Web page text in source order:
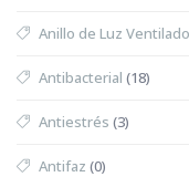
Anillo de Luz
Antibacterial (18)
Antiestrés (3)
Antifaz (0)